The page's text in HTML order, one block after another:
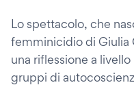
Lo spettacolo, che
femminicidio di Giulia
una riflessione a
gruppi di